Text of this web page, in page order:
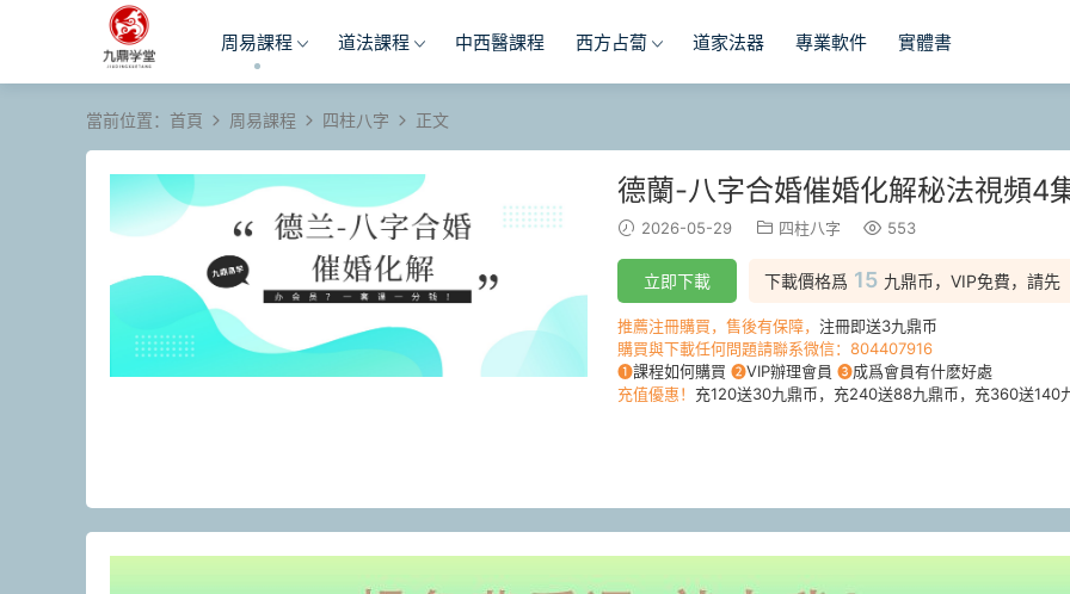
周易課程 道法課程 中西醫課程 西方占蔔 道家法器 專業軟件 實體書
當前位置： 首頁 周易課程 四柱八字 正文
德蘭-八字合婚催婚化解秘法視頻4
2026-05-29 四柱八字 553
下載價格爲 15 九鼎币，VIP免費，請先
立即下載
推薦注冊購買，售後有保障， 注冊即送3九鼎币
購買與下載任何問題請聯系微信：804407916
❶課程如何購買 ❷VIP辦理會員 ❸成爲會員有什麽好處
充值優惠！ 充120送30九鼎币，充240送88九鼎币，充360送140